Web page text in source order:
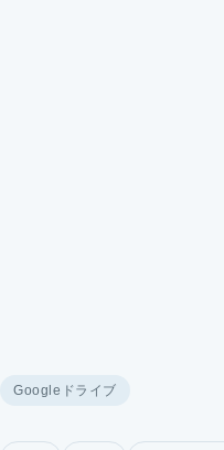
Googleドライブ